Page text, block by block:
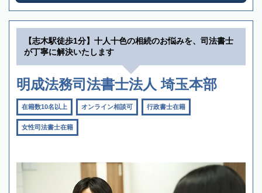
【志木駅徒歩1分】十人十色の相続のお悩みを、司法書士
が丁寧に解決いたします
明成法務司法書士法人 埼玉本部
在籍数10名以上 オンライン相談可 行政書士在籍
女性司法書士在籍